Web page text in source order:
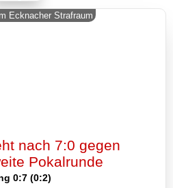
Ecknacher Strafraum
nach 7:0 gegen
Pokalrunde
0:7 (0:2)